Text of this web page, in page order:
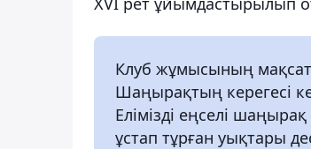
Клуб жұмысының
Шаңырақтың керегесі
Елімізді еңселі
ұстап тұрған уықтары